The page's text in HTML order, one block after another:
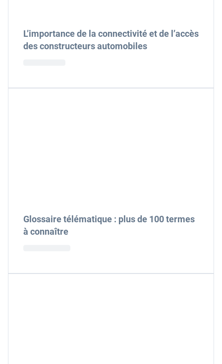
L’importance de la connectivité et de l’accès
des constructeurs automobiles
Glossaire télématique : plus de 100 termes
à connaître